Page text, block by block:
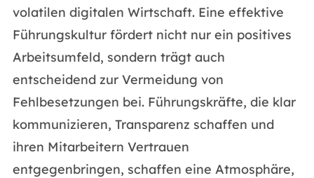
volatilen digitalen Wirtschaft. Eine effektive
Führungskultur fördert nicht nur ein positives
Arbeitsumfeld, sondern trägt auch
entscheidend zur Vermeidung von
Fehlbesetzungen bei. Führungskräfte, die klar
kommunizieren, Transparenz schaffen und
ihren Mitarbeitern Vertrauen
entgegenbringen, schaffen eine Atmosphäre,